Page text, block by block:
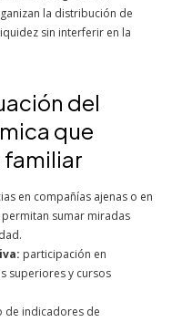
la distribución de
sin interferir en la
del
que
familiar
en compañías ajenas o en
sumar miradas
participación en
superiores y cursos
de indicadores de